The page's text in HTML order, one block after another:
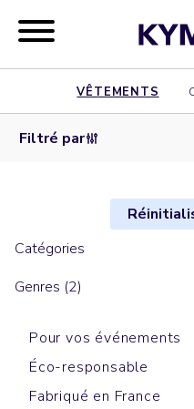
VÊTEMENTS
Filtré par
Catégories
Genres (2)
Pour vos événements
Éco-responsable
Fabriqué en France